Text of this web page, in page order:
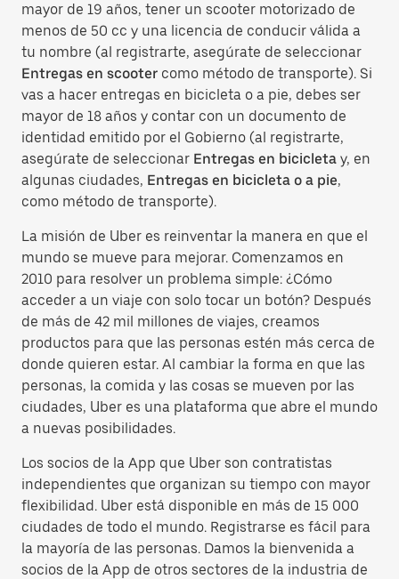
mayor de 19 años, tener un scooter motorizado de
menos de 50 cc y una licencia de conducir válida a
tu nombre (al registrarte, asegúrate de seleccionar
Entregas en scooter como método de transporte). Si
vas a hacer entregas en bicicleta o a pie, debes ser
mayor de 18 años y contar con un documento de
identidad emitido por el Gobierno (al registrarte,
asegúrate de seleccionar Entregas en bicicleta y, en
algunas ciudades, Entregas en bicicleta o a pie,
como método de transporte).
La misión de Uber es reinventar la manera en que el
mundo se mueve para mejorar. Comenzamos en
2010 para resolver un problema simple: ¿Cómo
acceder a un viaje con solo tocar un botón? Después
de más de 42 mil millones de viajes, creamos
productos para que las personas estén más cerca de
donde quieren estar. Al cambiar la forma en que las
personas, la comida y las cosas se mueven por las
ciudades, Uber es una plataforma que abre el mundo
a nuevas posibilidades.
Los socios de la App que Uber son contratistas
independientes que organizan su tiempo con mayor
flexibilidad. Uber está disponible en más de 15 000
ciudades de todo el mundo. Registrarse es fácil para
la mayoría de las personas. Damos la bienvenida a
socios de la App de otros sectores de la industria de